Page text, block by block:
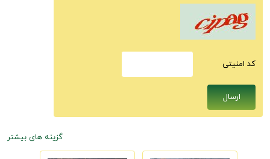
كد امنيتى
گزینه های بیشتر